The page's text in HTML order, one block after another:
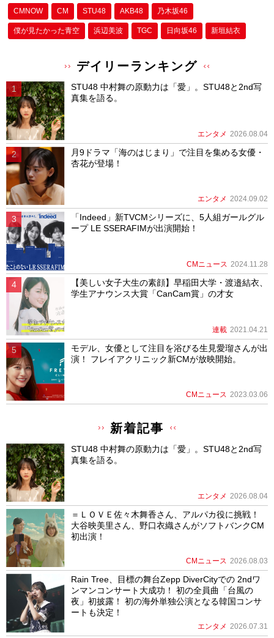
CMNOW CM STU48 AKB48 乃木坂46
僕が⾒たかった⻘空 浜辺美波 TGC 日向坂46 新垣結衣
デイリーランキング
STU48 中村舞の原動力は「愛」。STU48と2nd写
真集を語る。
エンタメ 2026.08.04
月9ドラマ「海のはじまり」で注目を集める女優・
杏花が登場！
エンタメ 2024.09.02
「Indeed」新TVCMシリーズに、5人組ガールグル
ープ LE SSERAFIMが出演開始！
CMニュース 2024.11.28
【美しい女子大生の素顔】早稲田大学・渡邉結衣、
学生アナウンス大賞「CanCam賞」の才女
連載 2021.04.21
モデル、女優として注目を浴びる生見愛瑠さんが出
演！ フレイアクリニック新CMが放映開始。
CMニュース 2023.03.06
新着記事
STU48 中村舞の原動力は「愛」。STU48と2nd写
真集を語る。
エンタメ 2026.08.04
＝ＬＯＶＥ佐々木舞香さん、アルパカ役に挑戦！
大谷映美里さん、野口衣織さんがソフトバンクCM
初出演！
CMニュース 2026.08.03
Rain Tree、目標の舞台Zepp DiverCityでの 2ndワ
ンマンコンサート大成功！ 初の全員曲「台風の
夜」初披露！ 初の海外単独公演となる韓国コンサ
ートも決定！
エンタメ 2026.07.31